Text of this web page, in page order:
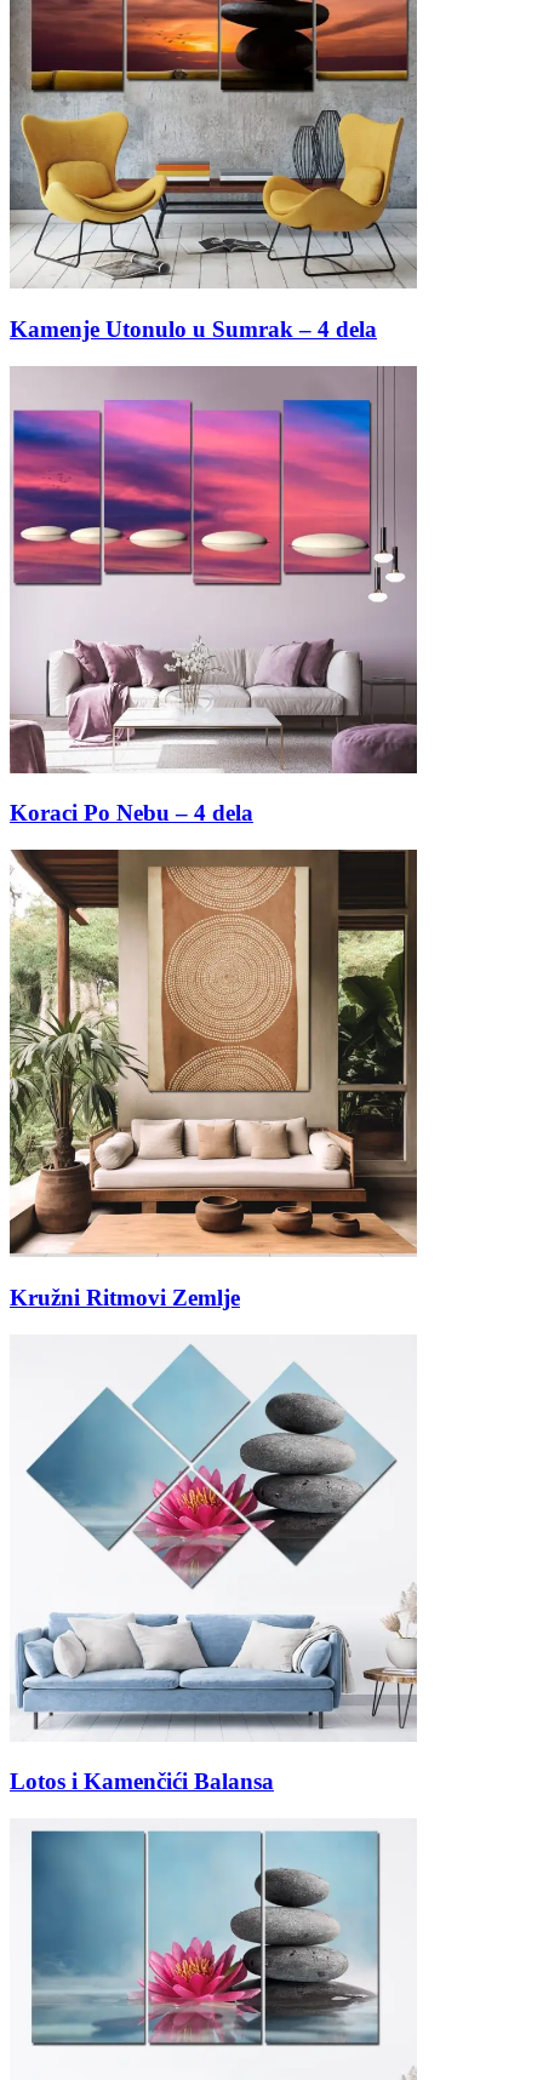
Kamenje Utonulo u Sumrak – 4 dela
Koraci Po Nebu – 4 dela
Kružni Ritmovi Zemlje
Lotos i Kamenčići Balansa